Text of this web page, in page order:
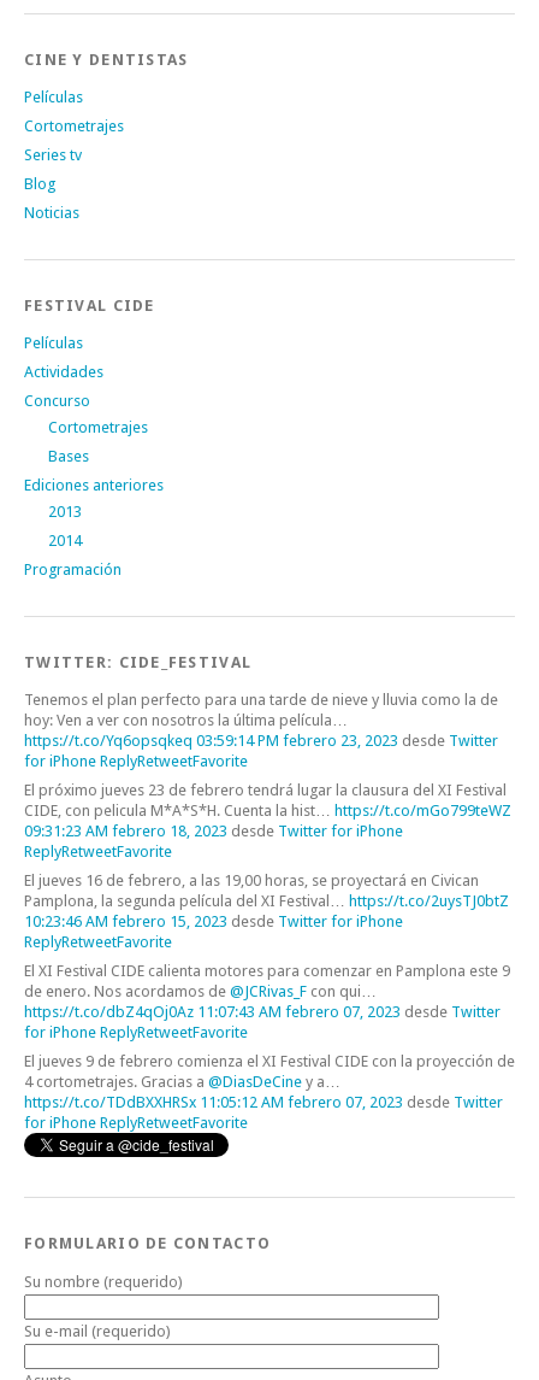
CINE Y DENTISTAS
Películas
Cortometrajes
Series tv
Blog
Noticias
FESTIVAL CIDE
Películas
Actividades
Concurso
Cortometrajes
Bases
Ediciones anteriores
2013
2014
Programación
TWITTER: CIDE_FESTIVAL
Tenemos el plan perfecto para una tarde de nieve y lluvia como la de
hoy: Ven a ver con nosotros la última película…
https://t.co/Yq6opsqkeq 03:59:14 PM febrero 23, 2023 desde Twitter
for iPhone ReplyRetweetFavorite
El próximo jueves 23 de febrero tendrá lugar la clausura del XI Festival
CIDE, con pelicula M*A*S*H. Cuenta la hist…
https://t.co/mGo799teWZ
09:31:23 AM febrero 18, 2023 desde Twitter for iPhone
ReplyRetweetFavorite
El jueves 16 de febrero, a las 19,00 horas, se proyectará en Civican
Pamplona, la segunda película del XI Festival…
https://t.co/2uysTJ0btZ
10:23:46 AM febrero 15, 2023 desde Twitter for iPhone
ReplyRetweetFavorite
El XI Festival CIDE calienta motores para comenzar en Pamplona este 9
de enero. Nos acordamos de @JCRivas_F con qui…
https://t.co/dbZ4qOj0Az 11:07:43 AM febrero 07, 2023 desde Twitter
for iPhone ReplyRetweetFavorite
El jueves 9 de febrero comienza el XI Festival CIDE con la proyección de
4 cortometrajes. Gracias a @DiasDeCine y a…
https://t.co/TDdBXXHRSx 11:05:12 AM febrero 07, 2023 desde Twitter
for iPhone ReplyRetweetFavorite
FORMULARIO DE CONTACTO
Su nombre (requerido)
Su e-mail (requerido)